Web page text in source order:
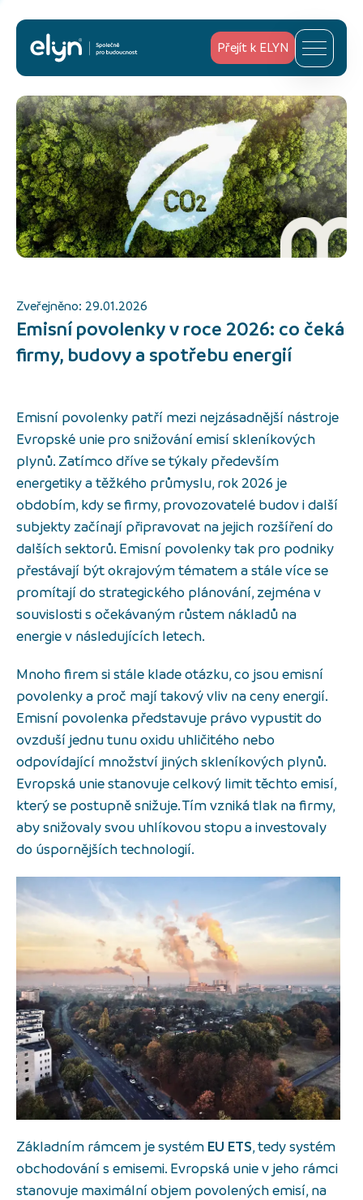
Přejít k ELYN
Emisní povolenky v roce 2026: co čeká
firmy, budovy a spotřebu energií
Zveřejněno: 29.01.2026
Emisní povolenky patří mezi nejzásadnější nástroje
Evropské unie pro snižování emisí skleníkových
plynů. Zatímco dříve se týkaly především
energetiky a těžkého průmyslu, rok 2026 je
obdobím, kdy se firmy, provozovatelé budov i další
subjekty začínají připravovat na jejich rozšíření do
dalších sektorů. Emisní povolenky tak pro podniky
přestávají být okrajovým tématem a stále více se
promítají do strategického plánování, zejména v
souvislosti s očekávaným růstem nákladů na
energie v následujících letech.
Mnoho firem si stále klade otázku, co jsou emisní
povolenky a proč mají takový vliv na ceny energií.
Emisní povolenka představuje právo vypustit do
ovzduší jednu tunu oxidu uhličitého nebo
odpovídající množství jiných skleníkových plynů.
Evropská unie stanovuje celkový limit těchto emisí,
který se postupně snižuje. Tím vzniká tlak na firmy,
aby snižovaly svou uhlíkovou stopu a investovaly
do úspornějších technologií.
Základním rámcem je systém EU ETS, tedy systém
obchodování s emisemi. Evropská unie v jeho rámci
stanovuje maximální objem povolených emisí, na